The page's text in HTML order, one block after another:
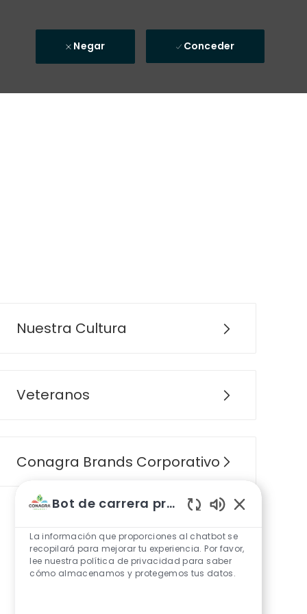
Negar Conceder
Nuestra Cultura
Veteranos
Conagra Brands Corporativo
Bot de carrera profesional
La información que proporciones al chatbot se
recopilará para mejorar tu experiencia. Por favor,
lee nuestra política de privacidad para saber
cómo almacenamos y protegemos tus datos.